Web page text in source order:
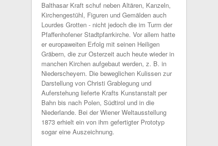
Balthasar Kraft schuf neben Altären, Kanzeln,
Kirchengestühl, Figuren und Gemälden auch
Lourdes Grotten - nicht jedoch die im Turm der
Pfaffenhofener Stadtpfarrkirche. Vor allem hatte
er europaweiten Erfolg mit seinen Heiligen
Gräbern, die zur Osterzeit auch heute wieder in
manchen Kirchen aufgebaut werden, z. B. in
Niederscheyern. Die beweglichen Kulissen zur
Darstellung von Christi Grablegung und
Auferstehung lieferte Krafts Kunstanstalt per
Bahn bis nach Polen, Südtirol und in die
Niederlande. Bei der Wiener Weltausstellung
1873 erhielt ein von ihm gefertigter Prototyp
sogar eine Auszeichnung.